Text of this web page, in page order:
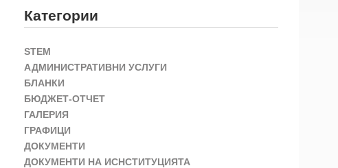
Категории
STEM
АДМИНИСТРАТИВНИ УСЛУГИ
БЛАНКИ
БЮДЖЕТ-ОТЧЕТ
ГАЛЕРИЯ
ГРАФИЦИ
ДОКУМЕНТИ
ДОКУМЕНТИ НА ИСНСТИТУЦИЯТА